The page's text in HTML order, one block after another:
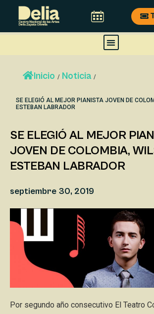
contenido
Menu
Inicio / Noticia /
SE ELEGIÓ AL MEJOR PIANISTA JOVEN DE
ESTEBAN LABRADOR
SE ELEGIÓ AL MEJOR
JOVEN DE COLOMBIA,
ESTEBAN LABRADOR
septiembre 30, 2019
Por segundo año consecutivo El Teatro